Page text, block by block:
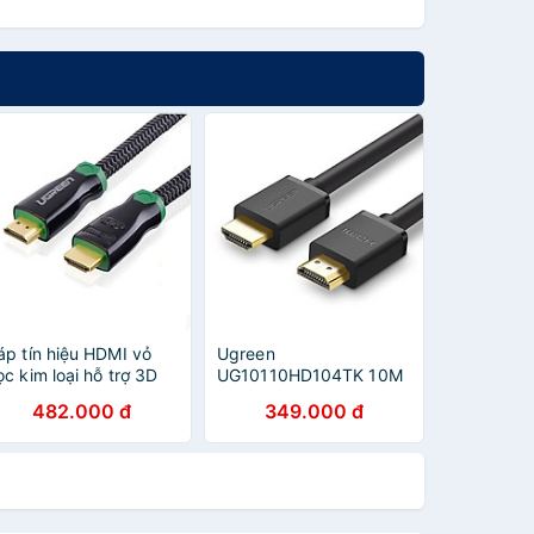
tín hiệu HDMI vỏ
kim loại hỗ trợ 3D
Hàng
482.000 đ
Ugreen
UG10110HD104TK 10M
HDMI chuẩn 1.4 hỗ trợ
phân giải 4K * 2K -
349.000 đ